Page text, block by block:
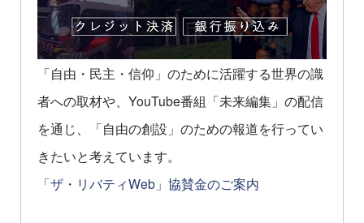
「自由・民主・信仰」のために活躍する世界の識
者への取材や、YouTube番組「未来編集」の配信
を通じ、「自由の創設」のための報道を行ってい
きたいと考えています。
「ザ・リバティWeb」協賛金のご案内